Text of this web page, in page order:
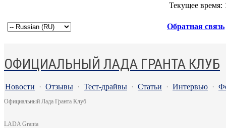
Текущее время:
Обратная связь
ОФИЦИАЛЬНЫЙ ЛАДА ГРАНТА КЛУБ
Новости · Отзывы · Тест-драйвы · Статьи · Интервью ·
Официальный Лада Гранта Клуб
LADA Granta